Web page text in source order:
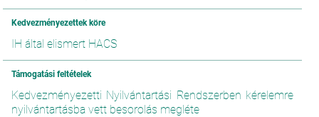
Kedvezményezettek köre
IH által elismert HACS
Támogatási feltételek
Kedvezményezetti Nyilvántartási Rendszerben kérelemre
nyilvántartásba vett besorolás megléte